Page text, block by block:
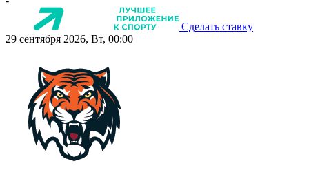
Сделать ставку
29 сентября 2026, Вт, 00:00